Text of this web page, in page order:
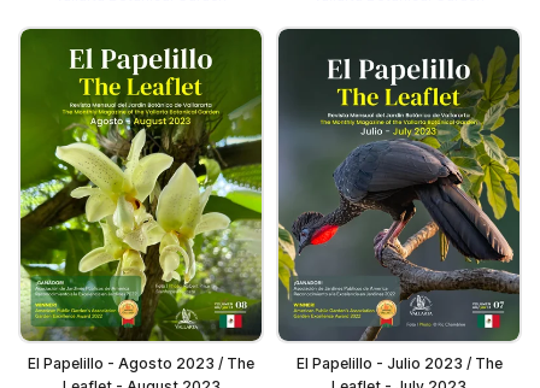
El Papelillo - Agosto 2023 / The
El Papelillo - Julio 2023 / The